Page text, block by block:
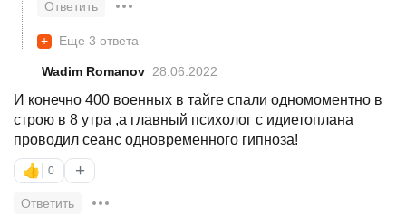
Ответить
+ Еще 3 ответа
Wadim Romanov 28.06.2022
И конечно 400 военных в тайге спали одномоментно в
строю в 8 утра ,а главный психолог с идиетоплана
проводил сеанс одновременного гипноза!
👍 0 +
Ответить